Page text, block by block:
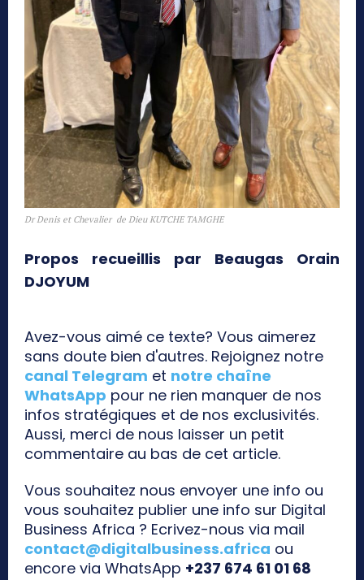
Dr Denis et Chevalier de Dieu KUTCHE TAMGHE
Propos recueillis par Beaugas Orain
DJOYUM
Avez-vous aimé ce texte? Vous aimerez
sans doute bien d'autres. Rejoignez notre
canal Telegram et notre chaîne
WhatsApp pour ne rien manquer de nos
infos stratégiques et de nos exclusivités.
Aussi, merci de nous laisser un petit
commentaire au bas de cet article.
Vous souhaitez nous envoyer une info ou
vous souhaitez publier une info sur Digital
Business Africa ? Ecrivez-nous via mail
contact@digitalbusiness.africa ou
encore via WhatsApp +237 674 61 01 68